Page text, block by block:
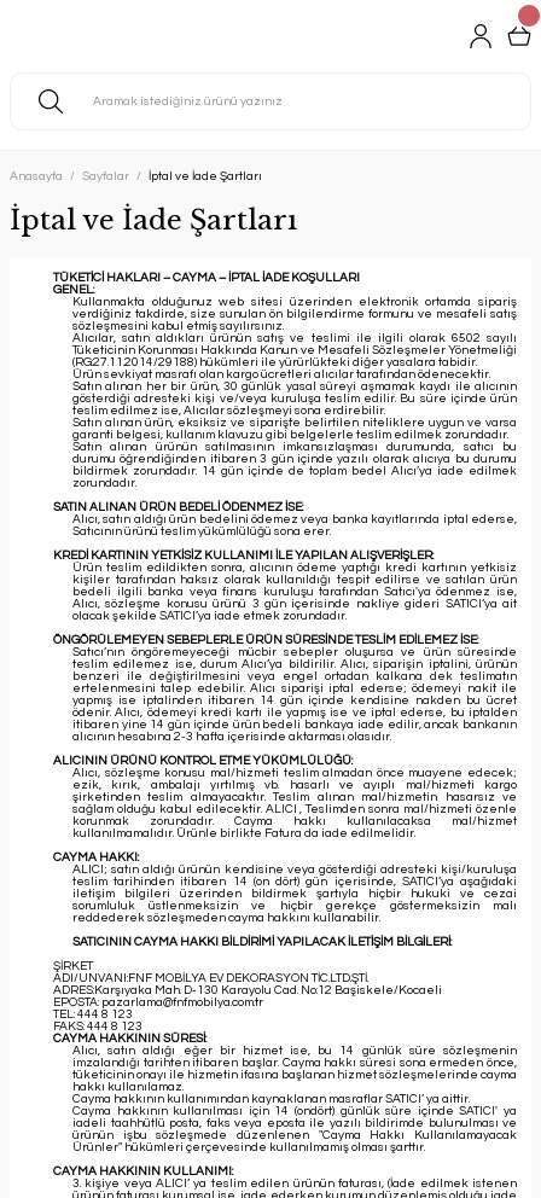
Anasayfa Sayfalar İptal ve İade Şartları
İptal ve İade Şartları
TÜKETİCİ HAKLARI – CAYMA – İPTAL İADE KOŞULLARI
GENEL:
Kullanmakta olduğunuz web sitesi üzerinden elektronik ortamda sipariş
verdiğiniz takdirde, size sunulan ön bilgilendirme formunu ve mesafeli satış
sözleşmesini kabul etmiş sayılırsınız.
Alıcılar, satın aldıkları ürünün satış ve teslimi ile ilgili olarak 6502 sayılı
Tüketicinin Korunması Hakkında Kanun ve Mesafeli Sözleşmeler Yönetmeliği
(RG:27.11.2014/29188) hükümleri ile yürürlükteki diğer yasalara tabidir.
Ürün sevkiyat masrafı olan kargo ücretleri alıcılar tarafından ödenecektir.
Satın alınan her bir ürün, 30 günlük yasal süreyi aşmamak kaydı ile alıcının
gösterdiği adresteki kişi ve/veya kuruluşa teslim edilir. Bu süre içinde ürün
teslim edilmez ise, Alıcılar sözleşmeyi sona erdirebilir.
Satın alınan ürün, eksiksiz ve siparişte belirtilen niteliklere uygun ve varsa
garanti belgesi, kullanım klavuzu gibi belgelerle teslim edilmek zorundadır.
Satın alınan ürünün satılmasının imkansızlaşması durumunda, satıcı bu
durumu öğrendiğinden itibaren 3 gün içinde yazılı olarak alıcıya bu durumu
bildirmek zorundadır. 14 gün içinde de toplam bedel Alıcı’ya iade edilmek
zorundadır.
SATIN ALINAN ÜRÜN BEDELİ ÖDENMEZ İSE:
Alıcı, satın aldığı ürün bedelini ödemez veya banka kayıtlarında iptal ederse,
Satıcının ürünü teslim yükümlülüğü sona erer.
KREDİ KARTININ YETKİSİZ KULLANIMI İLE YAPILAN ALIŞVERİŞLER:
Ürün teslim edildikten sonra, alıcının ödeme yaptığı kredi kartının yetkisiz
kişiler tarafından haksız olarak kullanıldığı tespit edilirse ve satılan ürün
bedeli ilgili banka veya finans kuruluşu tarafından Satıcı'ya ödenmez ise,
Alıcı, sözleşme konusu ürünü 3 gün içerisinde nakliye gideri SATICI’ya ait
olacak şekilde SATICI’ya iade etmek zorundadır.
ÖNGÖRÜLEMEYEN SEBEPLERLE ÜRÜN SÜRESİNDE TESLİM EDİLEMEZ İSE:
Satıcı’nın öngöremeyeceği mücbir sebepler oluşursa ve ürün süresinde
teslim edilemez ise, durum Alıcı’ya bildirilir. Alıcı, siparişin iptalini, ürünün
benzeri ile değiştirilmesini veya engel ortadan kalkana dek teslimatın
ertelenmesini talep edebilir. Alıcı siparişi iptal ederse; ödemeyi nakit ile
yapmış ise iptalinden itibaren 14 gün içinde kendisine nakden bu ücret
ödenir. Alıcı, ödemeyi kredi kartı ile yapmış ise ve iptal ederse, bu iptalden
itibaren yine 14 gün içinde ürün bedeli bankaya iade edilir, ancak bankanın
alıcının hesabına 2-3 hafta içerisinde aktarması olasıdır.
ALICININ ÜRÜNÜ KONTROL ETME YÜKÜMLÜLÜĞÜ:
Alıcı, sözleşme konusu mal/hizmeti teslim almadan önce muayene edecek;
ezik, kırık, ambalajı yırtılmış vb. hasarlı ve ayıplı mal/hizmeti kargo
şirketinden teslim almayacaktır. Teslim alınan mal/hizmetin hasarsız ve
sağlam olduğu kabul edilecektir. ALICI , Teslimden sonra mal/hizmeti özenle
korunmak zorundadır. Cayma hakkı kullanılacaksa mal/hizmet
kullanılmamalıdır. Ürünle birlikte Fatura da iade edilmelidir.
CAYMA HAKKI:
ALICI; satın aldığı ürünün kendisine veya gösterdiği adresteki kişi/kuruluşa
teslim tarihinden itibaren 14 (on dört) gün içerisinde, SATICI’ya aşağıdaki
iletişim bilgileri üzerinden bildirmek şartıyla hiçbir hukuki ve cezai
sorumluluk üstlenmeksizin ve hiçbir gerekçe göstermeksizin malı
reddederek sözleşmeden cayma hakkını kullanabilir.
SATICININ CAYMA HAKKI BİLDİRİMİ YAPILACAK İLETİŞİM BİLGİLERİ:
ŞİRKET
ADI/UNVANI:FNF MOBİLYA EV DEKORASYON TİC.LTD.ŞTİ.
ADRES:Karşıyaka Mah. D-130 Karayolu Cad. No:12 Başiskele/Kocaeli
EPOSTA: pazarlama@fnfmobilya.com.tr
TEL: 444 8 123
FAKS: 444 8 123
CAYMA HAKKININ SÜRESİ:
Alıcı, satın aldığı eğer bir hizmet ise, bu 14 günlük süre sözleşmenin
imzalandığı tarihten itibaren başlar. Cayma hakkı süresi sona ermeden önce,
tüketicinin onayı ile hizmetin ifasına başlanan hizmet sözleşmelerinde cayma
hakkı kullanılamaz.
Cayma hakkının kullanımından kaynaklanan masraflar SATICI’ ya aittir.
Cayma hakkının kullanılması için 14 (ondört) günlük süre içinde SATICI' ya
iadeli taahhütlü posta, faks veya eposta ile yazılı bildirimde bulunulması ve
ürünün işbu sözleşmede düzenlenen "Cayma Hakkı Kullanılamayacak
Ürünler" hükümleri çerçevesinde kullanılmamış olması şarttır.
CAYMA HAKKININ KULLANIMI:
3. kişiye veya ALICI’ ya teslim edilen ürünün faturası, (İade edilmek istenen
ürünün faturası kurumsal ise, iade ederken kurumun düzenlemiş olduğu iade